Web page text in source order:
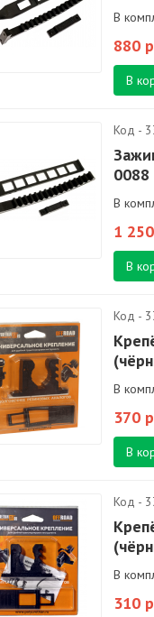
В
880
В
Код -
0088
В
1
В
Код -
В
370
В
Код -
В
310